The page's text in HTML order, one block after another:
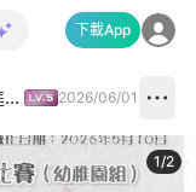
下載App
「我的Chill賞假期」填色比賽投票進行中✅ 2026/06/01
1/2